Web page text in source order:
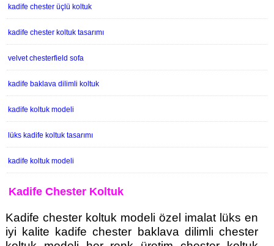
kadife chester üçlü koltuk
kadife chester koltuk tasarımı
velvet chesterfield sofa
kadife baklava dilimli koltuk
kadife koltuk modeli
lüks kadife koltuk tasarımı
kadife koltuk modeli
Kadife Chester Koltuk
Kadife chester koltuk modeli özel imalat lüks en
iyi kalite kadife chester baklava dilimli chester